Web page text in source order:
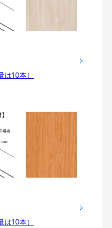
10本）
10本）